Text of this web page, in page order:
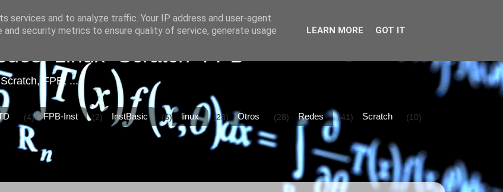
FPB, ...
(4) FPB-Inst (2) InstBasic (6) linux (23) Otros (28) Redes (41) Scratch (10)
services and to analyze traffic. Your IP address and user-agent
security metrics to ensure quality of service, generate usage
LEARN MORE GOT IT